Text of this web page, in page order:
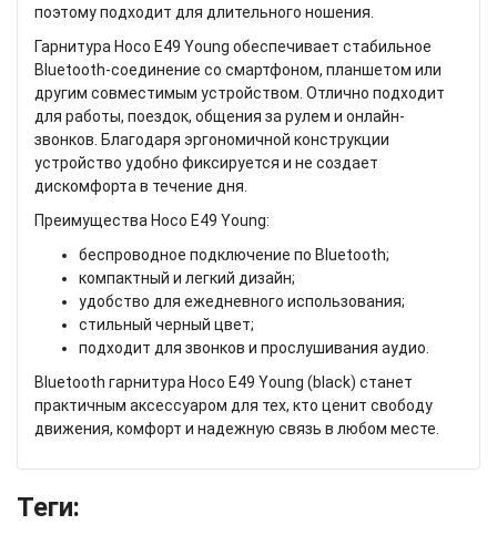
поэтому подходит для длительного ношения.
Гарнитура Hoco E49 Young обеспечивает стабильное
Bluetooth-соединение со смартфоном, планшетом или
другим совместимым устройством. Отлично подходит
для работы, поездок, общения за рулем и онлайн-
звонков. Благодаря эргономичной конструкции
устройство удобно фиксируется и не создает
дискомфорта в течение дня.
Преимущества Hoco E49 Young:
беспроводное подключение по Bluetooth;
компактный и легкий дизайн;
удобство для ежедневного использования;
стильный черный цвет;
подходит для звонков и прослушивания аудио.
Bluetooth гарнитура Hoco E49 Young (black) станет
практичным аксессуаром для тех, кто ценит свободу
движения, комфорт и надежную связь в любом месте.
Теги: